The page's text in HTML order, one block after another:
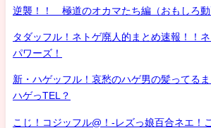
逆襲！！ 極道のオカマたち編（おもしろ動
タダッフル！ネトゲ廃人的まとめ速報！！
パワーズ！
新・ハゲッフル！哀愁のハゲ男の髪ってる
ハゲっTEL？
こじ！コジッフル@！-レズっ娘百合ネエ！